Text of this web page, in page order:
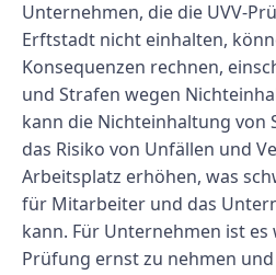
Unternehmen, die die UVV-
Erftstadt nicht einhalten,
Konsequenzen rechnen,
und Strafen wegen
kann die Nichteinhaltung von
das Risiko von Unfällen und
Arbeitsplatz erhöhen, was
für Mitarbeiter und das
kann. Für Unternehmen ist es
Prüfung ernst zu nehmen